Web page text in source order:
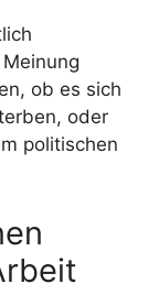
ob es sich
oder
politischen